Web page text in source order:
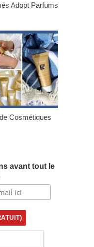
Adopt Parfums
Cosmétiques
avant tout le